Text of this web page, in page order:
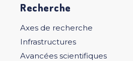
Recherche
Axes de recherche
Infrastructures
Avancées scientifiques